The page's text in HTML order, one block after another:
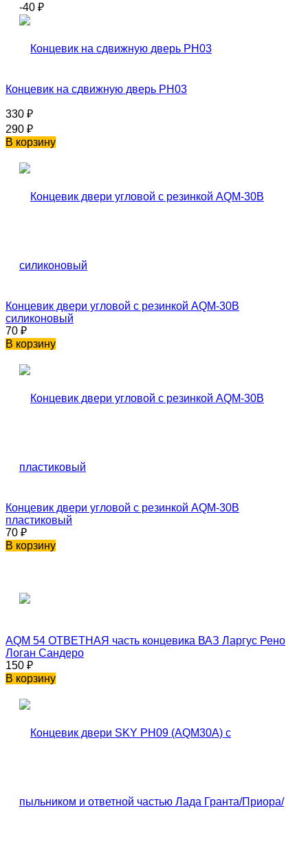
-40 ₽
Концевик на сдвижную дверь PH03
330 ₽
290 ₽
В корзину
Концевик двери угловой с резинкой AQM-30B
силиконовый
70 ₽
В корзину
Концевик двери угловой с резинкой AQM-30B
пластиковый
70 ₽
В корзину
AQM 54 ОТВЕТНАЯ часть концевика ВАЗ Ларгус Рено
Логан Сандеро
150 ₽
В корзину